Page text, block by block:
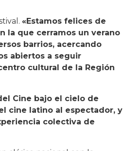
«Estamos felices de
la que cerramos un verano
barrios, acercando
abiertos a seguir
cultural de la Región
Cine bajo el cielo de
cine latino al espectador, y
colectiva de